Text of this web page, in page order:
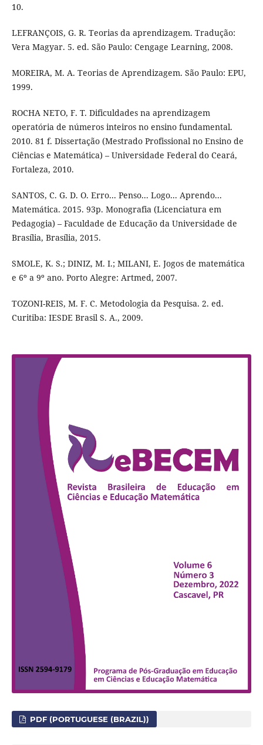
10.
LEFRANÇOIS, G. R. Teorias da aprendizagem. Tradução:
Vera Magyar. 5. ed. São Paulo: Cengage Learning, 2008.
MOREIRA, M. A. Teorias de Aprendizagem. São Paulo: EPU,
1999.
ROCHA NETO, F. T. Dificuldades na aprendizagem
operatória de números inteiros no ensino fundamental.
2010. 81 f. Dissertação (Mestrado Profissional no Ensino de
Ciências e Matemática) – Universidade Federal do Ceará,
Fortaleza, 2010.
SANTOS, C. G. D. O. Erro... Penso... Logo... Aprendo...
Matemática. 2015. 93p. Monografia (Licenciatura em
Pedagogia) – Faculdade de Educação da Universidade de
Brasília, Brasília, 2015.
SMOLE, K. S.; DINIZ, M. I.; MILANI, E. Jogos de matemática
e 6º a 9º ano. Porto Alegre: Artmed, 2007.
TOZONI-REIS, M. F. C. Metodologia da Pesquisa. 2. ed.
Curitiba: IESDE Brasil S. A., 2009.
PDF (PORTUGUESE (BRAZIL))